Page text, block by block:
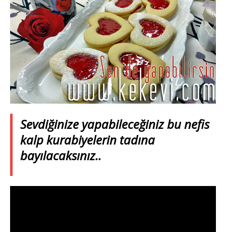
Sevdiğinize yapabileceğiniz bu nefis
kalp kurabiyelerin tadına
bayılacaksınız..